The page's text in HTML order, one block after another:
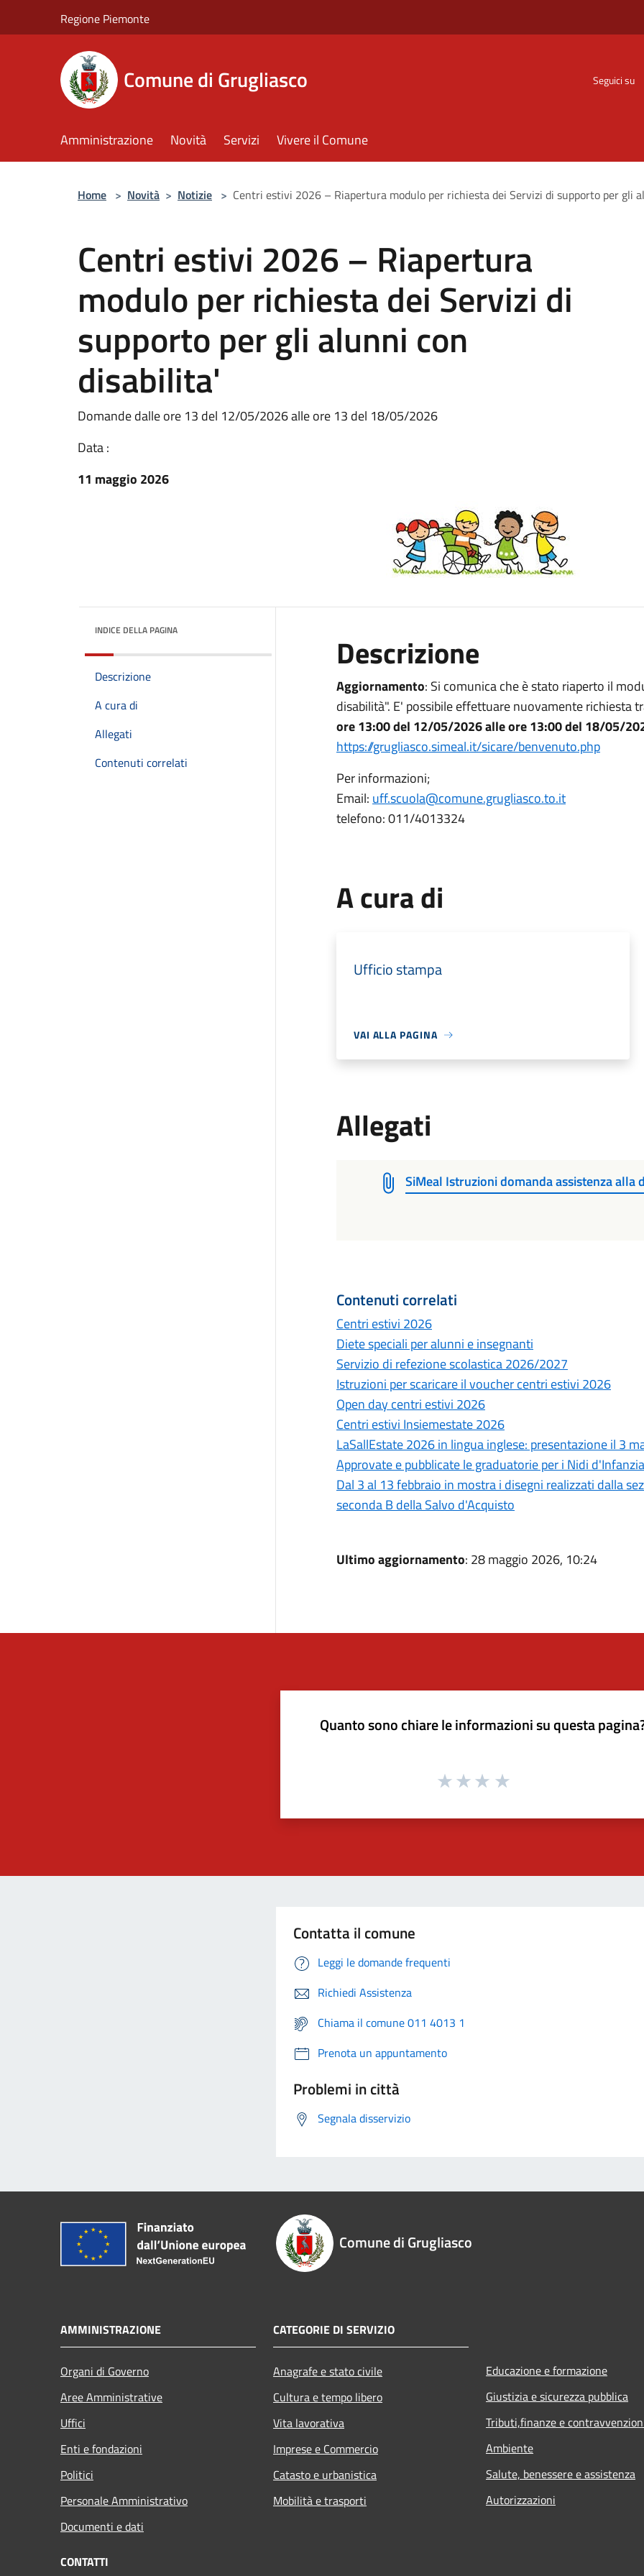
Regione Piemonte
Comune di Grugliasco Seguici su
Amministrazione Novità Servizi Vivere il Comune
Home > Novità > Notizie > Centri estivi 2026 – Riapertura modulo per richiesta dei Servizi di supporto per gli
Centri estivi 2026 – Riapertura
modulo per richiesta dei Servizi di
supporto per gli alunni con
disabilita'
Domande dalle ore 13 del 12/05/2026 alle ore 13 del 18/05/2026
Data :
11 maggio 2026
INDICE DELLA PAGINA
Descrizione
A cura di
Allegati
Contenuti correlati
Descrizione
Aggiornamento: Si comunica che è stato riaperto il
disabilità". E' possibile effettuare nuovamente richiesta
ore 13:00 del 12/05/2026alle ore 13:00 del 18/05/
https://grugliasco.simeal.it/sicare/benvenuto.php
Per informazioni;
Email: uff.scuola@comune.grugliasco.to.it
telefono: 011/4013324
A cura di
Ufficio stampa
VAI ALLA PAGINA
Allegati
SiMeal Istruzioni domanda assistenza alla
Contenuti correlati
Centri estivi 2026
Diete speciali per alunni e insegnanti
Servizio di refezione scolastica 2026/2027
Istruzioni per scaricare il voucher centri estivi 2026
Open day centri estivi 2026
Centri estivi Insiemestate 2026
LaSallEstate 2026 in lingua inglese: presentazione il 3
Approvate e pubblicate le graduatorie per i Nidi
Dal 3 al 13 febbraio in mostra i disegni realizzati dalla
seconda B della Salvo d'Acquisto
Ultimo aggiornamento: 28 maggio 2026, 10:24
Quanto sono chiare le informazioni su questa
Contatta il comune
Leggi le domande frequenti
Richiedi Assistenza
Chiama il comune 011 4013 1
Prenota un appuntamento
Problemi in città
Segnala disservizio
Comune di Grugliasco
AMMINISTRAZIONE
Organi di Governo
Aree Amministrative
Uffici
Enti e fondazioni
Politici
Personale Amministrativo
Documenti e dati
CATEGORIE DI SERVIZIO
Anagrafe e stato civile
Cultura e tempo libero
Vita lavorativa
Imprese e Commercio
Catasto e urbanistica
Mobilità e trasporti
Educazione e formazione
Giustizia e sicurezza pubblica
Tributi,finanze e
Ambiente
Salute, benessere e assistenza
Autorizzazioni
CONTATTI